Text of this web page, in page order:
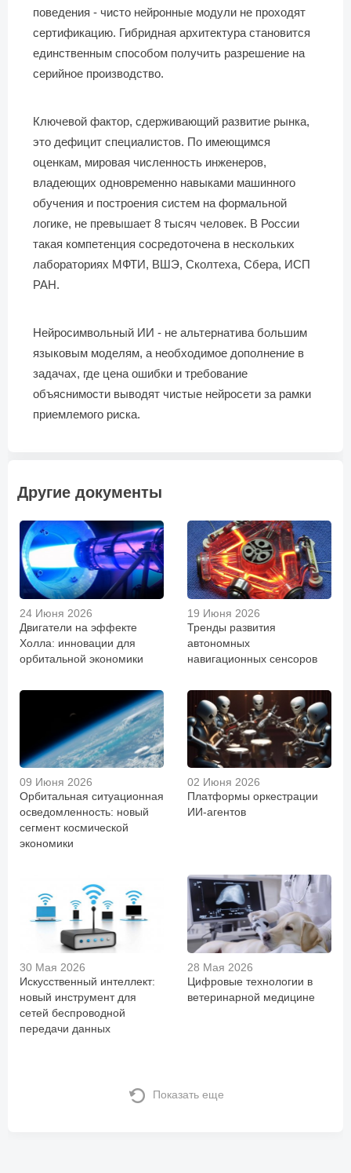
поведения - чисто нейронные модули не проходят
сертификацию. Гибридная архитектура становится
единственным способом получить разрешение на
серийное производство.
Ключевой фактор, сдерживающий развитие рынка,
это дефицит специалистов. По имеющимся
оценкам, мировая численность инженеров,
владеющих одновременно навыками машинного
обучения и построения систем на формальной
логике, не превышает 8 тысяч человек. В России
такая компетенция сосредоточена в нескольких
лабораториях МФТИ, ВШЭ, Сколтеха, Сбера, ИСП
РАН.
Нейросимвольный ИИ - не альтернатива большим
языковым моделям, а необходимое дополнение в
задачах, где цена ошибки и требование
объяснимости выводят чистые нейросети за рамки
приемлемого риска.
Другие документы
24 Июня 2026
Двигатели на эффекте
Холла: инновации для
орбитальной экономики
19 Июня 2026
Тренды развития
автономных
навигационных сенсоров
09 Июня 2026
Орбитальная ситуационная
осведомленность: новый
сегмент космической
экономики
02 Июня 2026
Платформы оркестрации
ИИ-агентов
30 Мая 2026
Искусственный интеллект:
новый инструмент для
сетей беспроводной
передачи данных
28 Мая 2026
Цифровые технологии в
ветеринарной медицине
Показать еще